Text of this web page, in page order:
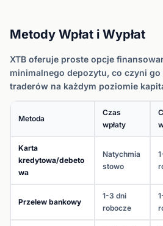
Metody Wpłat i Wypłat
XTB oferuje proste opcje
minimalnego depozytu, co czyni
traderów na każdym poziomie
Metoda
Czas
wpłaty
Karta
kredytowa/debeto
wa
Natychmia
stowo
Przelew bankowy
1-3 dni
robocze